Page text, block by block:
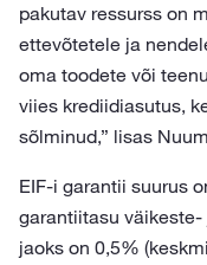
pakutav ressurss on
ettevõtetele ja
oma toodete või
viies krediidiasutus,
sõlminud,” lisas
EIF-i garantii suurus
garantiitasu
jaoks on 0,5%